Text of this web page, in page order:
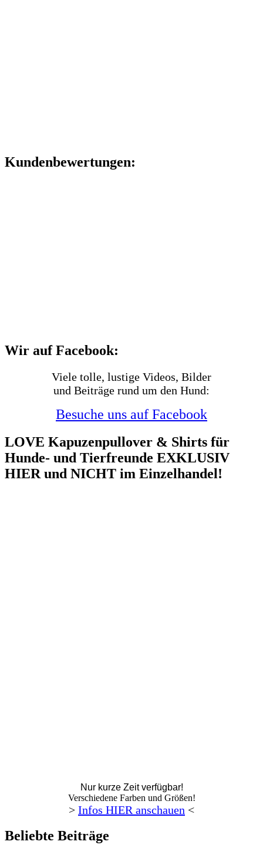
Kundenbewertungen:
Wir auf Facebook:
Viele tolle, lustige Videos, Bilder
und Beiträge rund um den Hund:
Besuche uns auf Facebook
LOVE Kapuzenpullover & Shirts für
Hunde- und Tierfreunde EXKLUSIV
HIER und NICHT im Einzelhandel!
Nur kurze Zeit verfügbar!
Verschiedene Farben und Größen!
> Infos HIER anschauen <
Beliebte Beiträge